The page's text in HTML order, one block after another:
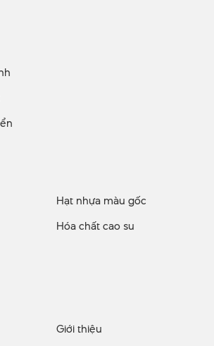
Hạt nhựa màu gốc
Hóa chất cao su
Giới thiệu